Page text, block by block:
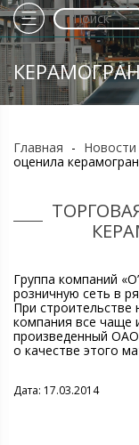
Главная -
оценила
Группа компаний
розничную сеть в
При строительстве
компания все чаще
произведенный
о качестве этого
Дата: 17.03.2014